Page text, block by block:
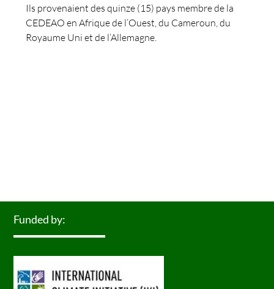
Ils provenaient des quinze (15) pays membre de la
CEDEAO en Afrique de l’Ouest, du Cameroun, du
Royaume Uni et de l’Allemagne.
Funded by: